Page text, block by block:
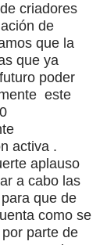
criadores
de
que la
que ya
poder
este
activa .
aplauso
a cabo las
que de
como se
parte de